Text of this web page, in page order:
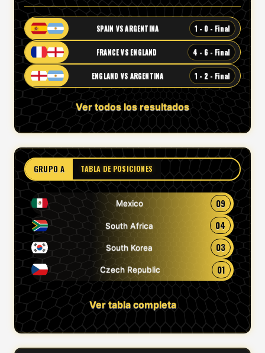
SPAIN VS ARGENTINA 1 - 0 - Final
FRANCE VS ENGLAND 4 - 6 - Final
ENGLAND VS ARGENTINA 1 - 2 - Final
Ver todos los resultados
GRUPO A TABLA DE POSICIONES
Mexico 09
South Africa 04
South Korea 03
Czech Republic 01
Ver tabla completa